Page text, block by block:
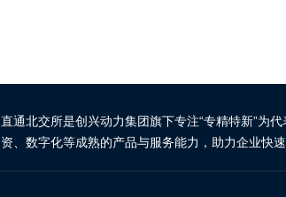
直通北交所是创兴动力集团旗下专注“专精特新”为
资、数字化等成熟的产品与服务能力，助力企业快